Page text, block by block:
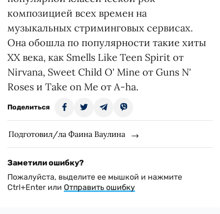
композицией всех времен на
музыкальных стриминговых сервисах.
Она обошла по популярности такие хиты
ХХ века, как Smells Like Teen Spirit от
Nirvana, Sweet Child O' Mine от Guns N'
Roses и Take on Me от A-ha.
Поделиться
Подготовил/ла Фаина Ваулина
Заметили ошибку?
Пожалуйста, выделите ее мышкой и нажмите
Ctrl+Enter или Отправить ошибку